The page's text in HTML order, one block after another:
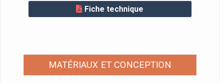
Fiche technique
MATÉRIAUX ET CONCEPTION